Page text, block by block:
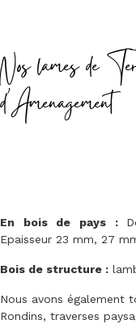
Nos lames de
d'Amenagement
En bois de pays :
Epaisseur 23 mm, 27
Bois de structure :
Nous avons également
Rondins, traverses